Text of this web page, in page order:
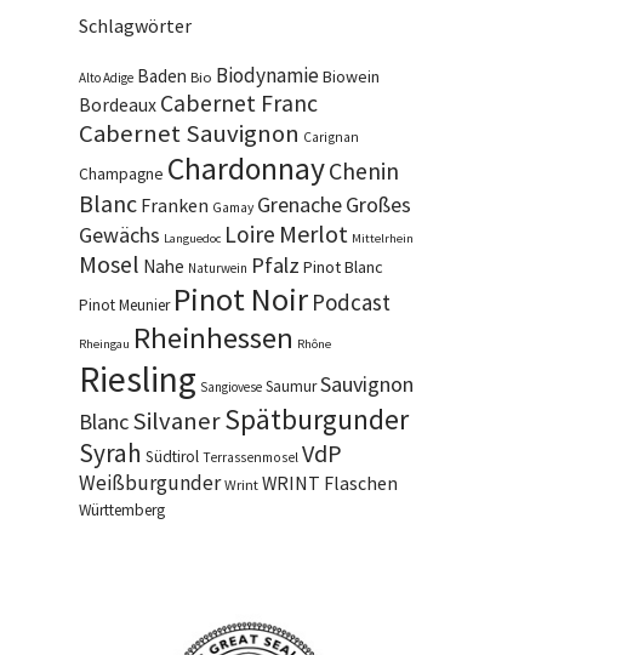
Schlagwörter
Alto Adige Baden Bio BiodynamieBiowein
Bordeaux Cabernet Franc
Cabernet Sauvignon Carignan
Champagne ChardonnayChenin
Blanc Franken Gamay GrenacheGroßes
Gewächs Languedoc Loire Merlot Mittelrhein
Mosel Nahe Naturwein Pfalz Pinot Blanc
Pinot Meunier Pinot Noir Podcast
Rheingau Rheinhessen Rhône
Riesling Sangiovese SaumurSauvignon
BlancSilvanerSpätburgunder
Syrah Südtirol Terrassenmosel VdP
Weißburgunder Wrint WRINT Flaschen
Württemberg